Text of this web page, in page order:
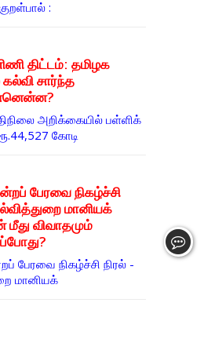
:
திட்டம்: தமிழக
சார்ந்த
அறிக்கையில் பள்ளிக்
கோடி
பேரவை நிகழ்ச்சி
மானியக்
விவாதமும்
பேரவை நிகழ்ச்சி நிரல் -
மானியக்